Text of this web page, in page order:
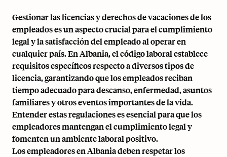
Gestionar las licencias y derechos de vacaciones de los
empleados es un aspecto crucial para el cumplimiento
legal y la satisfacción del empleado al operar en
cualquier país. En Albania, el código laboral establece
requisitos específicos respecto a diversos tipos de
licencia, garantizando que los empleados reciban
tiempo adecuado para descanso, enfermedad, asuntos
familiares y otros eventos importantes de la vida.
Entender estas regulaciones es esencial para que los
empleadores mantengan el cumplimiento legal y
fomenten un ambiente laboral positivo.
Los empleadores en Albania deben respetar los